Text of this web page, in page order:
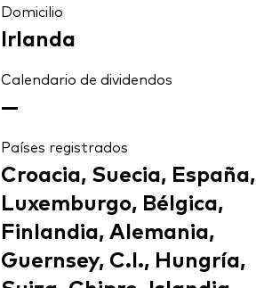
Domicilio
Irlanda
Calendario de dividendos
—
Países registrados
Croacia, Suecia, España,
Luxemburgo, Bélgica,
Finlandia, Alemania,
Guernsey, C.I., Hungría,